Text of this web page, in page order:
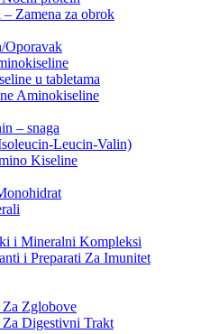
Zamena za obrok
Oporavak
u tabletama
Aminokiseline
– snaga
Leucin-Valin)
Kiseline
i Mineralni Kompleksi
i Preparati Za Imunitet
Za Zglobove
Za Digestivni Trakt